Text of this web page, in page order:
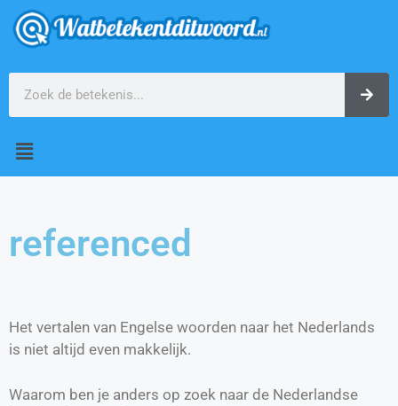
referenced
Het vertalen van Engelse woorden naar het Nederlands
is niet altijd even makkelijk.
Waarom ben je anders op zoek naar de Nederlandse